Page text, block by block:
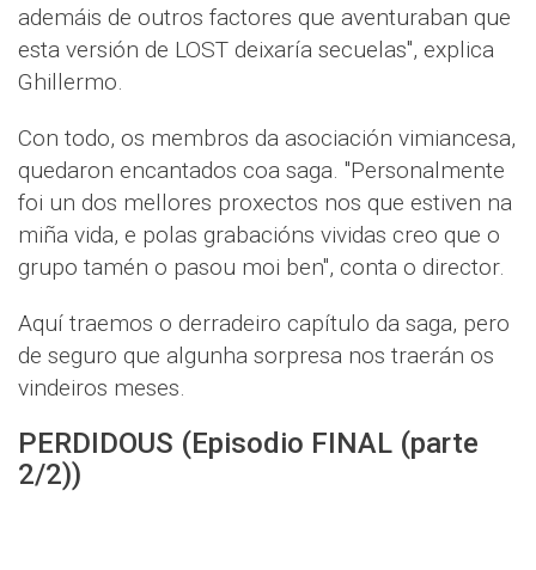
ademáis de outros factores que aventuraban que
esta versión de LOST deixaría secuelas", explica
Ghillermo.
Con todo, os membros da asociación vimiancesa,
quedaron encantados coa saga. "Personalmente
foi un dos mellores proxectos nos que estiven na
miña vida, e polas grabacións vividas creo que o
grupo tamén o pasou moi ben", conta o director.
Aquí traemos o derradeiro capítulo da saga, pero
de seguro que algunha sorpresa nos traerán os
vindeiros meses.
PERDIDOUS (Episodio FINAL (parte
2/2))